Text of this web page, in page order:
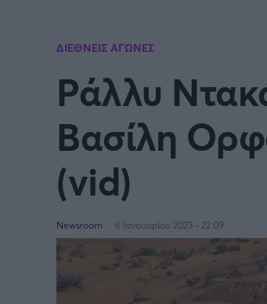
ΔΙΕΘΝΕΙΣ ΑΓΩΝΕΣ
Ράλλυ
Βασίλη
(vid)
Newsroom 6 Ιανουαρίου 2023 - 22:09